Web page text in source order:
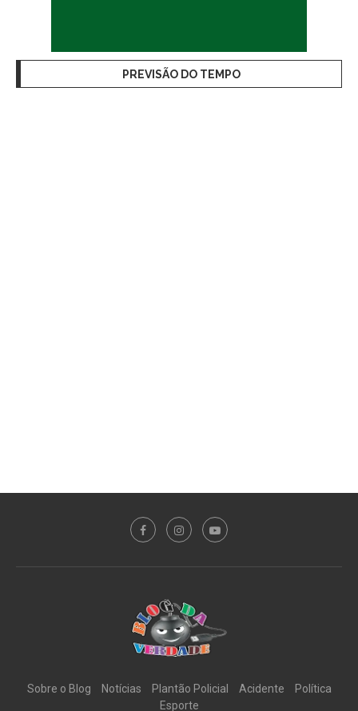
PREVISÃO DO TEMPO
Sobre o Blog Notícias Plantão Policial Acidente
Política
Esporte